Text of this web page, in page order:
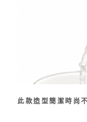
「AFTEE先享後付」，若
４．使用「AFTEE先享後
時審查核予不同之上限額
５．嚴禁一人註冊多個帳
恩沛科技股份有限公司將
此款造型簡潔時尚